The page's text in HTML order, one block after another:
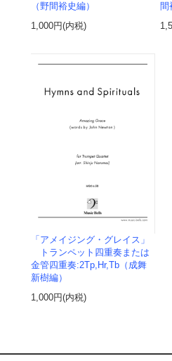
（野間裕史編）
1,000円(内税)
間
「アメイジング・グレイス」
トランペット四重奏または
金管四重奏:2Tp,Hr,Tb（成舞
新樹編）
1,000円(内税)